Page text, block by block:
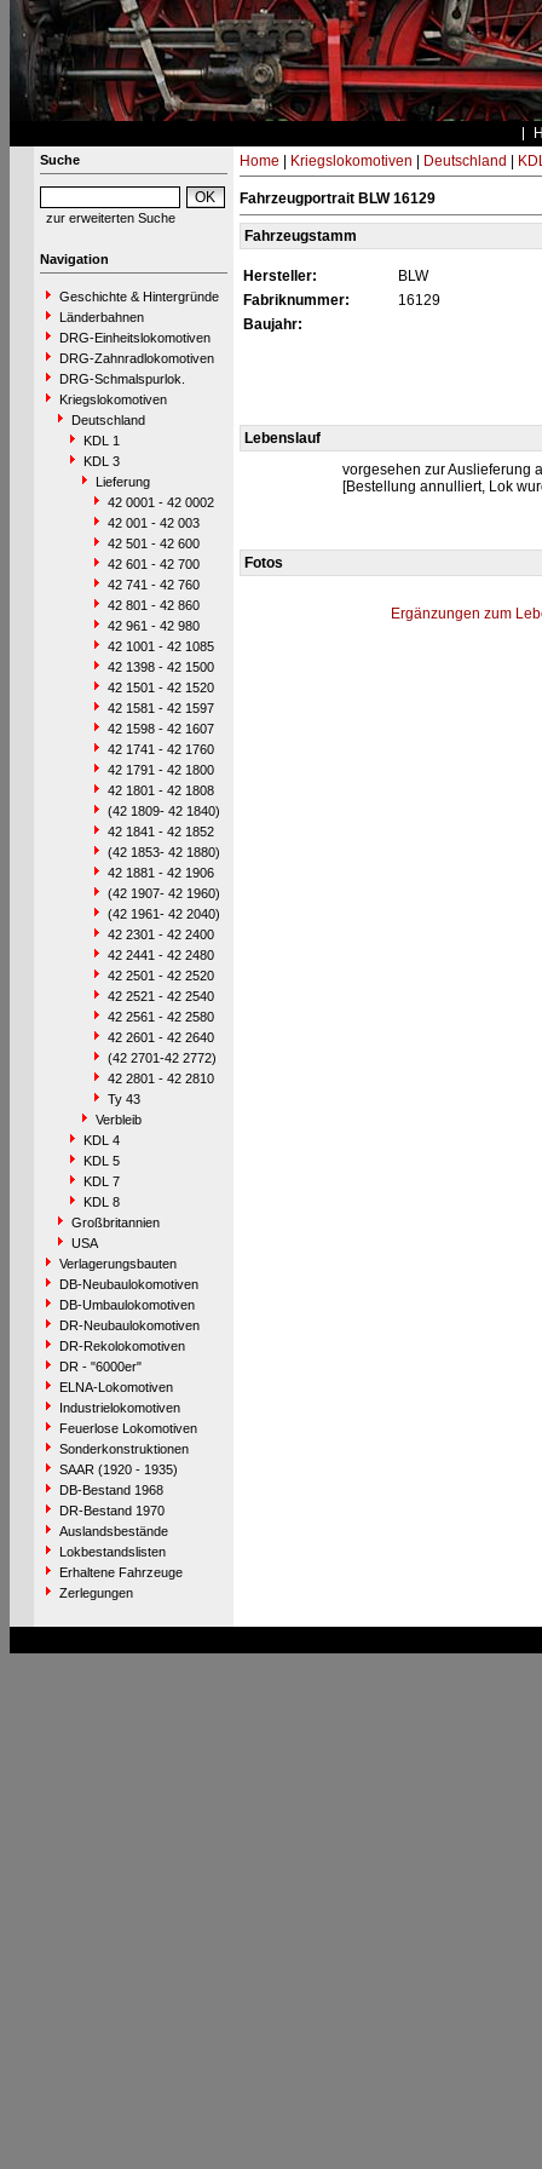
Suche
zur erweiterten Suche
Navigation
Geschichte & Hintergründe
Länderbahnen
DRG-Einheitslokomotiven
DRG-Zahnradlokomotiven
DRG-Schmalspurlok.
Kriegslokomotiven
Deutschland
KDL 1
KDL 3
Lieferung
42 0001 - 42 0002
42 001 - 42 003
42 501 - 42 600
42 601 - 42 700
42 741 - 42 760
42 801 - 42 860
42 961 - 42 980
42 1001 - 42 1085
42 1398 - 42 1500
42 1501 - 42 1520
42 1581 - 42 1597
42 1598 - 42 1607
42 1741 - 42 1760
42 1791 - 42 1800
42 1801 - 42 1808
(42 1809- 42 1840)
42 1841 - 42 1852
(42 1853- 42 1880)
42 1881 - 42 1906
(42 1907- 42 1960)
(42 1961- 42 2040)
42 2301 - 42 2400
42 2441 - 42 2480
42 2501 - 42 2520
42 2521 - 42 2540
42 2561 - 42 2580
42 2601 - 42 2640
(42 2701-42 2772)
42 2801 - 42 2810
Ty 43
Verbleib
KDL 4
KDL 5
KDL 7
KDL 8
Großbritannien
USA
Verlagerungsbauten
DB-Neubaulokomotiven
DB-Umbaulokomotiven
DR-Neubaulokomotiven
DR-Rekolokomotiven
DR - "6000er"
ELNA-Lokomotiven
Industrielokomotiven
Feuerlose Lokomotiven
Sonderkonstruktionen
SAAR (1920 - 1935)
DB-Bestand 1968
DR-Bestand 1970
Auslandsbestände
Lokbestandslisten
Erhaltene Fahrzeuge
Zerlegungen
Home Kriegslokomotiven Deutschland
Fahrzeugportrait BLW 16129
Fahrzeugstamm
Hersteller:
BLW
Fabriknummer:
16129
Baujahr:
Lebenslauf
vorgesehen zur Auslieferung
[Bestellung annulliert, Lok
Fotos
Ergänzungen zum